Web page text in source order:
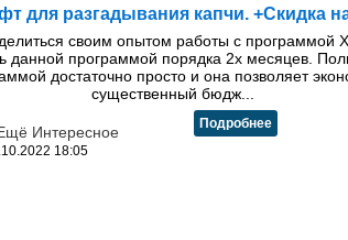
для разгадывания капчи. +Скидка
своим опытом работы с программой
данной программой порядка 2х месяцев.
достаточно просто и она позволяет
существенный бюдж...
Интересное
18:05
Подробнее